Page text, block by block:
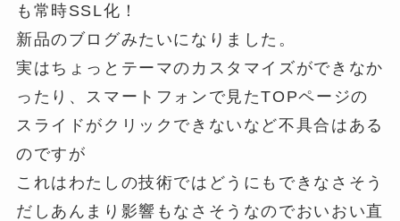
も常時SSL化！
新品のブログみたいになりました。
実はちょっとテーマのカスタマイズができなか
ったり、スマートフォンで見たTOPページの
スライドがクリックできないなど不具合はある
のですが
これはわたしの技術ではどうにもできなさそう
だしあんまり影響もなさそうなのでおいおい直